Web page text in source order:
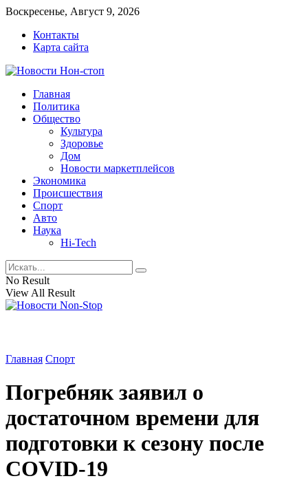
Воскресенье, Август 9, 2026
Контакты
Карта сайта
Главная
Политика
Общество
Культура
Здоровье
Дом
Новости маркетплейсов
Экономика
Происшествия
Спорт
Авто
Наука
Hi-Tech
No Result
View All Result
Главная Спорт
Погребняк заявил о
достаточном времени для
подготовки к сезону после
COVID-19